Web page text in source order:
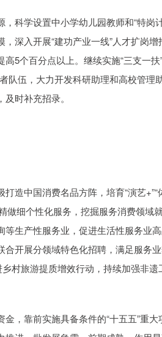
学设置中小学幼儿园教师和“特岗计
深入开展“建功产业一线”人才扩岗增
5个百分点以上。继续实施“三支一扶
队伍，大力开发科研助理和高校管理
时补充招录。
中国消费名品方阵，培育“演艺+”“
做细个性化服务，挖掘服务消费领域
生产性服务业，促进生活性服务业
开展分领域特色化招聘，满足服务
村旅游提质增效行动，持续加强非遗
靠前实施具备条件的“十五五”重大